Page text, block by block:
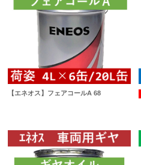
【エネオス】フェアコールA 68